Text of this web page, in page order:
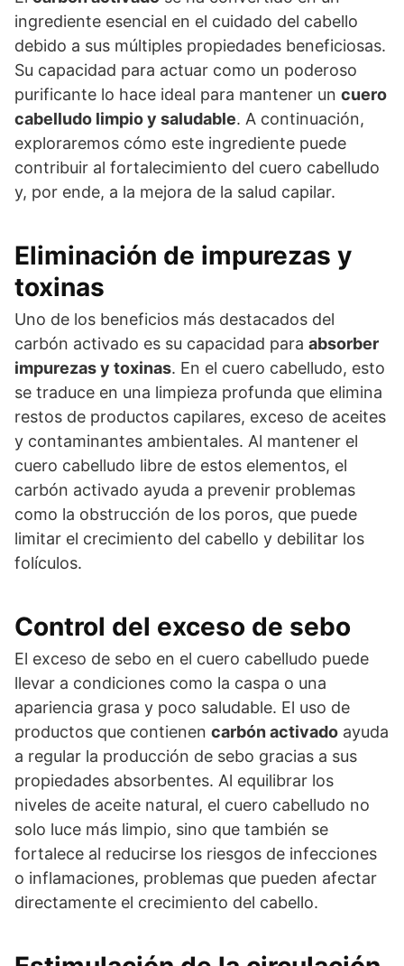
ingrediente esencial en el cuidado del cabello
debido a sus múltiples propiedades beneficiosas.
Su capacidad para actuar como un poderoso
purificante lo hace ideal para mantener un cuero
cabelludo limpio y saludable. A continuación,
exploraremos cómo este ingrediente puede
contribuir al fortalecimiento del cuero cabelludo
y, por ende, a la mejora de la salud capilar.
Eliminación de impurezas y
toxinas
Uno de los beneficios más destacados del
carbón activado es su capacidad para absorber
impurezas y toxinas. En el cuero cabelludo, esto
se traduce en una limpieza profunda que elimina
restos de productos capilares, exceso de aceites
y contaminantes ambientales. Al mantener el
cuero cabelludo libre de estos elementos, el
carbón activado ayuda a prevenir problemas
como la obstrucción de los poros, que puede
limitar el crecimiento del cabello y debilitar los
folículos.
Control del exceso de sebo
El exceso de sebo en el cuero cabelludo puede
llevar a condiciones como la caspa o una
apariencia grasa y poco saludable. El uso de
productos que contienen carbón activado ayuda
a regular la producción de sebo gracias a sus
propiedades absorbentes. Al equilibrar los
niveles de aceite natural, el cuero cabelludo no
solo luce más limpio, sino que también se
fortalece al reducirse los riesgos de infecciones
o inflamaciones, problemas que pueden afectar
directamente el crecimiento del cabello.